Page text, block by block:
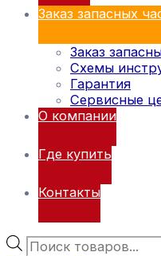
Заказ запасных
Заказ
Схемы
Гарантия
Сервисные
О компании
Где купить
Контакты